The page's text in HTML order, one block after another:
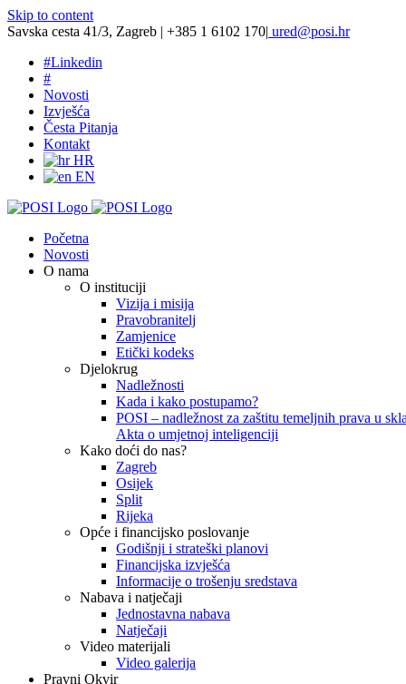
Skip to content
Savska cesta 41/3, Zagreb | +385 1 6102 170| ured@posi.hr
#Linkedin
#
Novosti
Izvješća
Česta Pitanja
Kontakt
HR
EN
Početna
Novosti
O nama
O instituciji
Vizija i misija
Pravobranitelj
Zamjenice
Etički kodeks
Djelokrug
Nadležnosti
Kada i kako postupamo?
POSI – nadležnost za zaštitu temeljnih prava u
Akta o umjetnoj inteligenciji
Kako doći do nas?
Zagreb
Osijek
Split
Rijeka
Opće i financijsko poslovanje
Godišnji i strateški planovi
Financijska izvješća
Informacije o trošenju sredstava
Nabava i natječaji
Jednostavna nabava
Natječaji
Video materijali
Video galerija
Pravni Okvir